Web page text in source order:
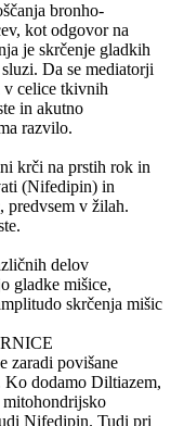
bronho-
kot odgovor na
je skrčenje gladkih
Da se mediatorji
v celice tkivnih
in akutno
razvilo.
krči na prstih rok in
(Nifedipin) in
predvsem v žilah.
delov
gladke mišice,
skrčenja mišic
zaradi povišane
Ko dodamo Diltiazem,
mitohondrijsko
Nifedipin. Tudi pri